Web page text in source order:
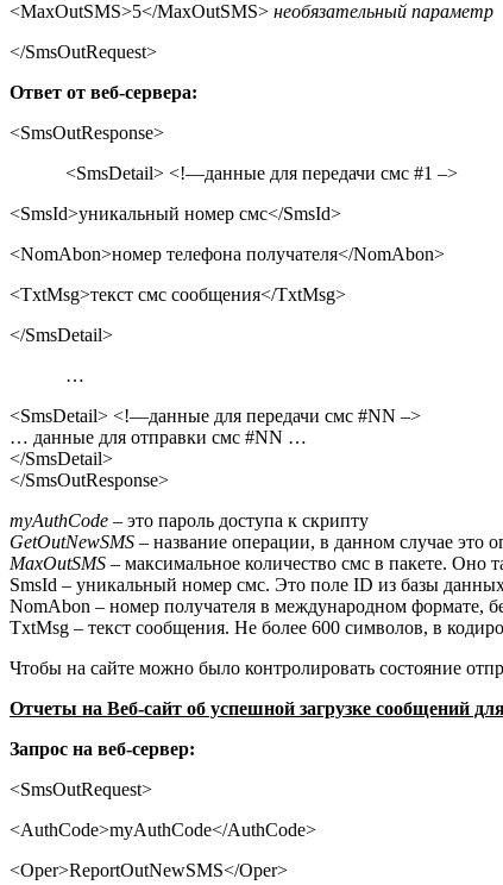
<MaxOutSMS>5</MaxOutSMS> необязательный параметр
</SmsOutRequest>
Ответ от веб-сервера:
<SmsOutResponse>
<SmsDetail> <!—данные для передачи смс #1 –>
<SmsId>уникальный номер смс</SmsId>
<NomAbon>номер телефона получателя</NomAbon>
<TxtMsg>текст смс сообщения</TxtMsg>
</SmsDetail>
…
<SmsDetail> <!—данные для передачи смс #NN –>
… данные для отправки смс #NN …
</SmsDetail>
</SmsOutResponse>
myAuthCode – это пароль доступа к скрипту
GetOutNewSMS – название операции, в данном случае это
MaxOutSMS – максимальное количество смс в пакете. Оно
SmsId – уникальный номер смс. Это поле ID из базы
NomAbon – номер получателя в международном формате,
TxtMsg – текст сообщения. Не более 600 символов, в
Чтобы на сайте можно было контролировать состояние
Отчеты на Веб-сайт об успешной загрузке сообщений
Запрос на веб-сервер:
<SmsOutRequest>
<AuthCode>myAuthCode</AuthCode>
<Oper>ReportOutNewSMS</Oper>